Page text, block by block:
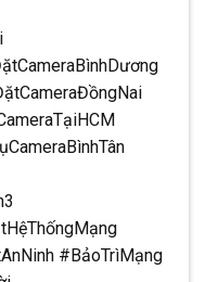
#BảoTrìMạng